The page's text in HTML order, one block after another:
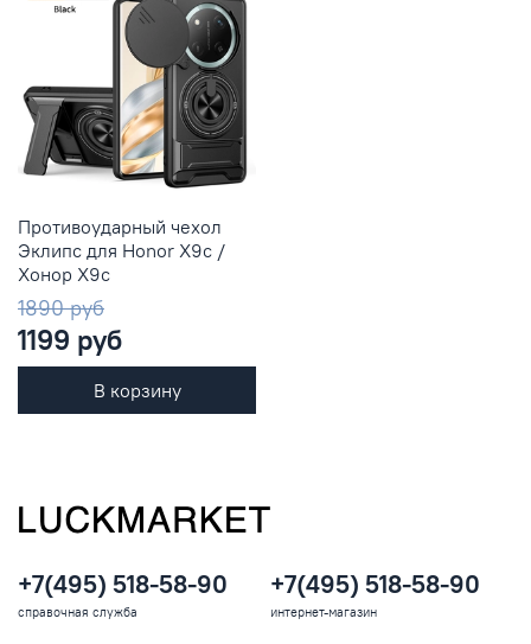
Противоударный чехол
Эклипс для Honor X9с /
Хонор X9с
1890 руб
1199 руб
В корзину
+7(495) 518-58-90
справочная служба
+7(495) 518-58-90
интернет-магазин